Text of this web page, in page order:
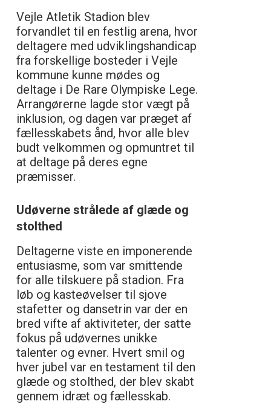
Vejle Atletik Stadion blev
forvandlet til en festlig arena, hvor
deltagere med udviklingshandicap
fra forskellige bosteder i Vejle
kommune kunne mødes og
deltage i De Rare Olympiske Lege.
Arrangørerne lagde stor vægt på
inklusion, og dagen var præget af
fællesskabets ånd, hvor alle blev
budt velkommen og opmuntret til
at deltage på deres egne
præmisser.
Udøverne strålede af glæde og
stolthed
Deltagerne viste en imponerende
entusiasme, som var smittende
for alle tilskuere på stadion. Fra
løb og kasteøvelser til sjove
stafetter og dansetrin var der en
bred vifte af aktiviteter, der satte
fokus på udøvernes unikke
talenter og evner. Hvert smil og
hver jubel var en testament til den
glæde og stolthed, der blev skabt
gennem idræt og fællesskab.